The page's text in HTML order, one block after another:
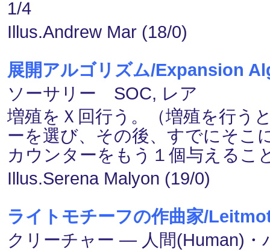
1/4
Illus.Andrew Mar (18/0)
展開アルゴリズム/Expansion
ソーサリー SOC, レア
増殖をＸ回行う。（増殖を行う
ーを選び、その後、すでにそこ
カウンターをもう１個与えるこ
Illus.Serena Malyon (19/0)
ライトモチーフの作曲家/
クリーチャー ― 人間(Human)